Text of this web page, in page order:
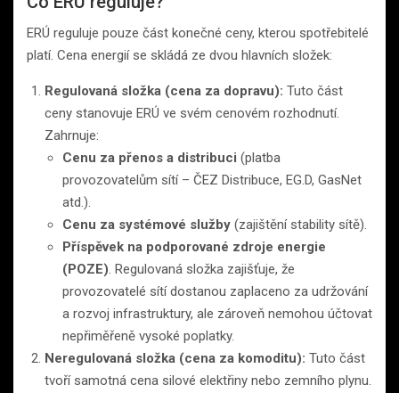
ERÚ reguluje pouze část konečné ceny, kterou spotřebitelé
platí. Cena energií se skládá ze dvou hlavních složek:
Regulovaná složka (cena za dopravu): Tuto část
ceny stanovuje ERÚ ve svém cenovém rozhodnutí.
Zahrnuje:
Cenu za přenos a distribuci (platba
provozovatelům sítí – ČEZ Distribuce, EG.D, GasNet
atd.).
Cenu za systémové služby (zajištění stability sítě).
Příspěvek na podporované zdroje energie
(POZE). Regulovaná složka zajišťuje, že
provozovatelé sítí dostanou zaplaceno za udržování
a rozvoj infrastruktury, ale zároveň nemohou účtovat
nepřiměřeně vysoké poplatky.
Neregulovaná složka (cena za komoditu): Tuto část
tvoří samotná cena silové elektřiny nebo zemního plynu.